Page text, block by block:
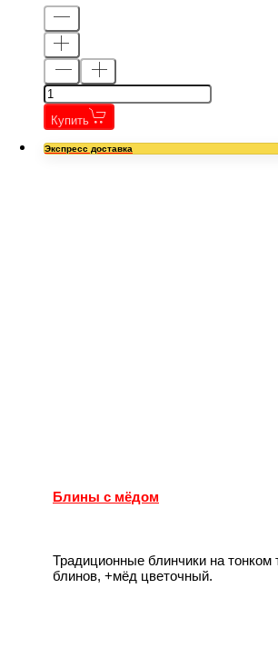
Купить
Экспресс доставка
Блины с мёдом
Традиционные блинчики на тонком
блинов, +мёд цветочный.